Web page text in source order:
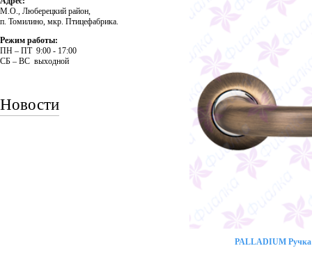
М.О., Люберецкий район,
п. Томилино, мкр. Птицефабрика.
Режим работы:
ПH – ПT 9:00 - 17:00
CБ – BC выходной
Новости
PALLADIUM Ручка